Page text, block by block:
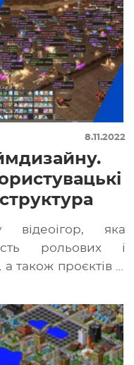
8.11.2022
відеоігор, яка
рольових і
також проєктів із
почалася […]